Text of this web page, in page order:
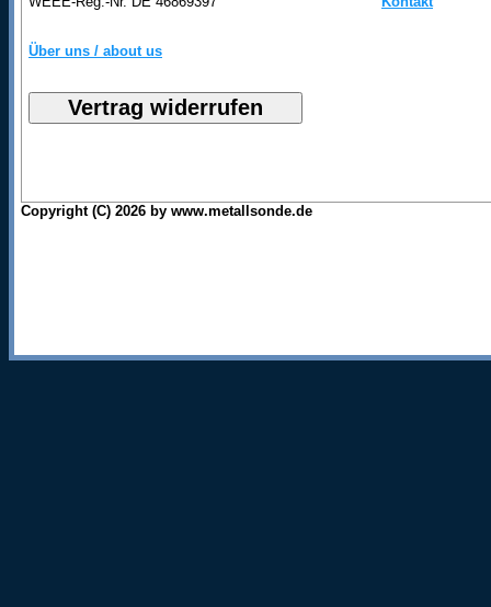
Über uns / about us
Copyright (C) 2026 by www.metallsonde.de